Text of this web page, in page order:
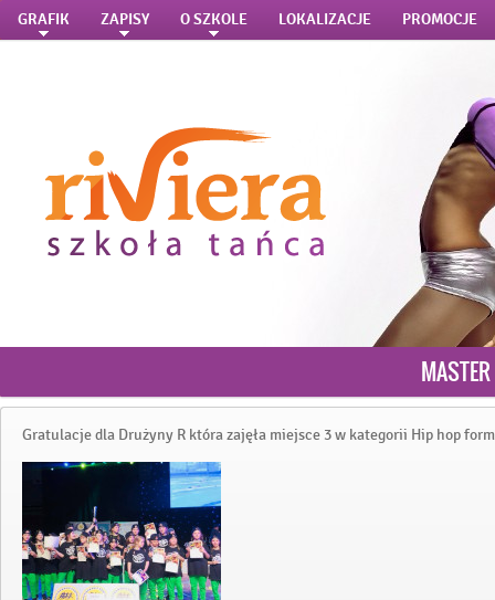
GRAFIK ZAPISY O SZKOLE LOKALIZACJE PROMOCJE
Gratulacje dla Drużyny R która zajęła miejsce 3 w kategorii Hip hop